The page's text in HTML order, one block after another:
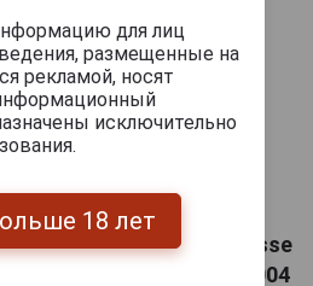
Medoc Grand Cru Classe
Гран Крю Классе 2004
для лиц
размещенные на
рекламой, носят
исключительно
18 лет